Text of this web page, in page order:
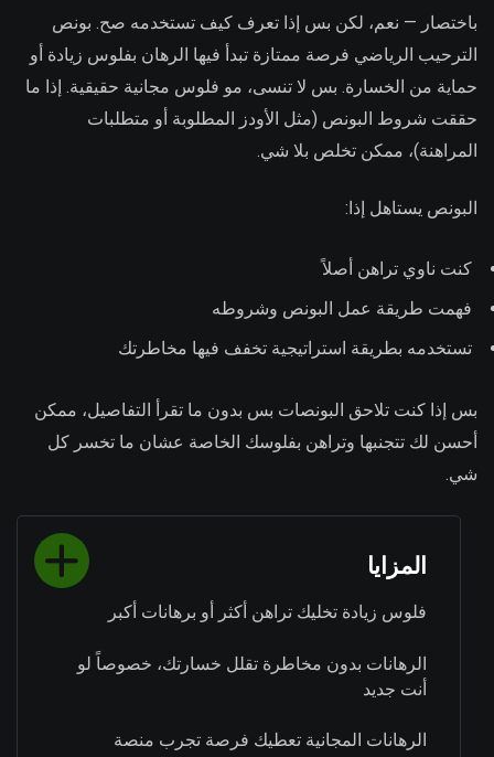
باختصار — نعم، لكن بس إذا تعرف كيف تستخدمه صح. بونص
الترحيب الرياضي فرصة ممتازة تبدأ فيها الرهان بفلوس زيادة أو
حماية من الخسارة. بس لا تنسى، مو فلوس مجانية حقيقية. إذا ما
حققت شروط البونص (مثل الأودز المطلوبة أو متطلبات
المراهنة)، ممكن تخلص بلا شي.
البونص يستاهل إذا:
كنت ناوي تراهن أصلاً
فهمت طريقة عمل البونص وشروطه
تستخدمه بطريقة استراتيجية تخفف فيها مخاطرتك
بس إذا كنت تلاحق البونصات بس بدون ما تقرأ التفاصيل، ممكن
أحسن لك تتجنبها وتراهن بفلوسك الخاصة عشان ما تخسر كل
شي.
المزايا
فلوس زيادة تخليك تراهن أكثر أو برهانات أكبر
الرهانات بدون مخاطرة تقلل خسارتك، خصوصاً لو
أنت جديد
الرهانات المجانية تعطيك فرصة تجرب منصة